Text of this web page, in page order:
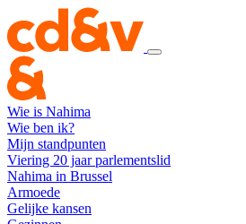
Wie is Nahima
Wie ben ik?
Mijn standpunten
Viering 20 jaar parlementslid
Nahima in Brussel
Armoede
Gelijke kansen